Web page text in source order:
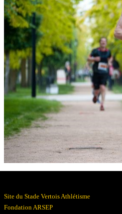
Devenez bénévoles
Partenaires
Photos ▼
Site du Stade Vertois Athlétisme
Fondation ARSEP